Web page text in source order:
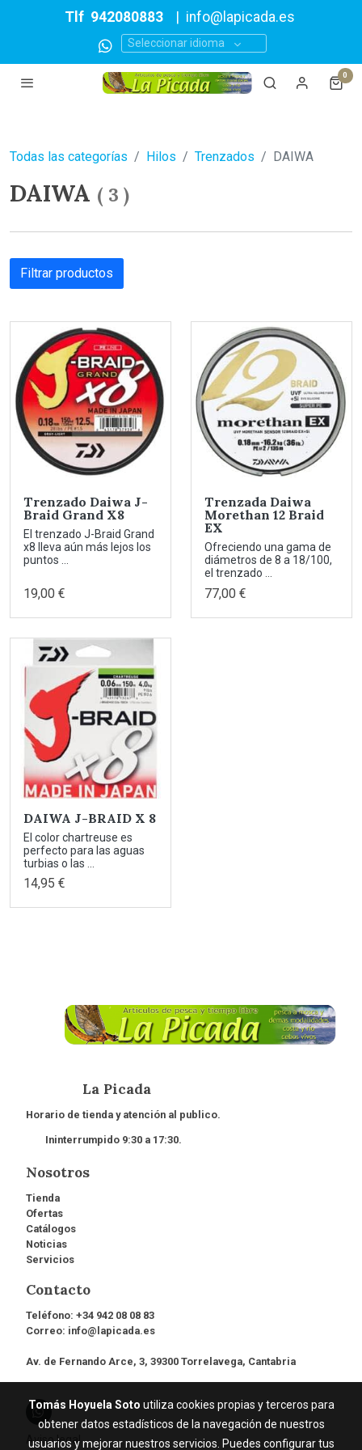
Tlf 942080883 info@lapicada.es
Seleccionar idioma
0
Todas las categorías Hilos Trenzados DAIWA
DAIWA ( 3 )
Filtrar productos
Trenzado Daiwa J-
Braid Grand X8
El trenzado J-Braid Grand
x8 lleva aún más lejos los
puntos ...
19,00 €
Trenzada Daiwa
Morethan 12 Braid
EX
Ofreciendo una gama de
diámetros de 8 a 18/100,
el trenzado ...
77,00 €
DAIWA J-BRAID X 8
El color chartreuse es
perfecto para las aguas
turbias o las ...
14,95 €
La Picada
Horario de tienda y atención al publico.
Ininterrumpido 9:30 a 17:30.
Nosotros
Tienda
Ofertas
Catálogos
Noticias
Servicios
Contacto
Teléfono: +34 942 08 08 83
Correo: info@lapicada.es
Av. de Fernando Arce, 3, 39300 Torrelavega, Cantabria
Aviso legal
Tomás Hoyuela Soto utiliza cookies propias y terceros para
obtener datos estadísticos de la navegación de nuestros
usuarios y mejorar nuestros servicios. Puedes configurar tus